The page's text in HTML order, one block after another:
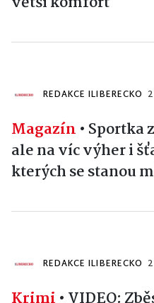
REDAKCE ILIBERECKO
Magazín • Sportka
ale na víc výher i
kterých se stanou
REDAKCE ILIBERECKO